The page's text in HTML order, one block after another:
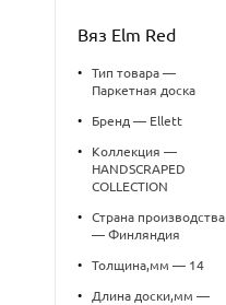
Вяз Elm Red
•
Тип товара —
Паркетная доска
• Бренд — Ellett
•
Коллекция —
HANDSCRAPED
COLLECTION
•
Страна производства
— Финляндия
• Толщина,мм — 14
•
Длина доски,мм —